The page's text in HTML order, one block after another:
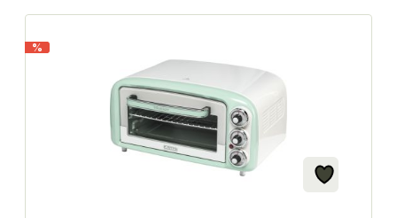
einer praktischen Anzeige ausgestattet. So können
Sie auf einen Blick erkennen, ob die Klappe offen
oder geschlossen ist. Eigenschaften: Einfach zu
installieren und anzuwenden Hergestellt aus Stahl
Korrosionsbeständigkeit Kompatibel mit Alfa Forni
Pizzaöfen und allen Alfa Quick- und Napoli-
Pizzaöfen Durchmesser: 150 mm
%